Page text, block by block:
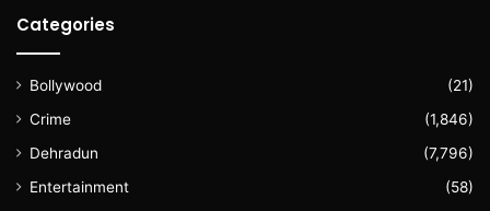
Categories
Bollywood
(21)
Crime
(1,846)
Dehradun
(7,796)
Entertainment
(58)